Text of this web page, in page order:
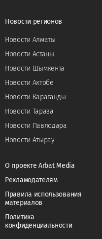
Новости регионов
Новости Алматы
Новости Астаны
Новости Шымкента
Новости Актобе
Новости Караганды
Новости Тараза
Новости Павлодара
Новости Атырау
О проекте Arbat Media
Рекламодателям
Правила использования
материалов
Политика
конфиденциальности